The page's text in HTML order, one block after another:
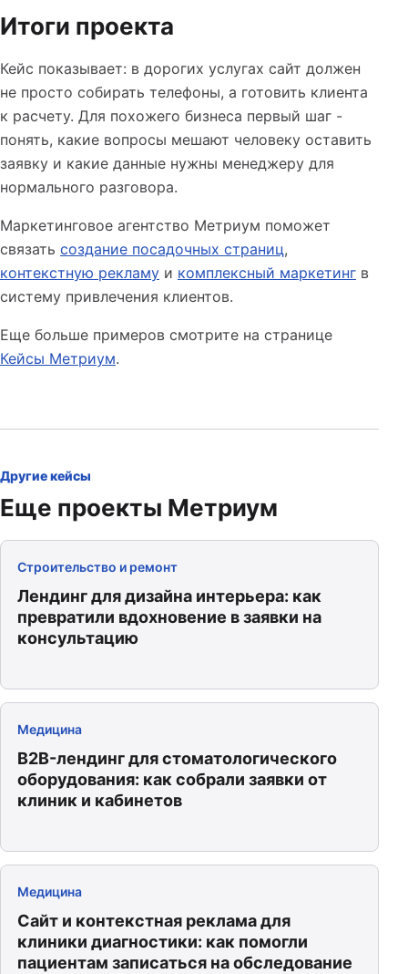
Итоги проекта
Кейс показывает: в дорогих услугах сайт должен
не просто собирать телефоны, а готовить клиента
к расчету. Для похожего бизнеса первый шаг -
понять, какие вопросы мешают человеку оставить
заявку и какие данные нужны менеджеру для
нормального разговора.
Маркетинговое агентство Метриум поможет
связать создание посадочных страниц,
контекстную рекламу и комплексный маркетинг в
систему привлечения клиентов.
Еще больше примеров смотрите на странице
Кейсы Метриум.
Другие кейсы
Еще проекты Метриум
Строительство и ремонт
Лендинг для дизайна интерьера: как
превратили вдохновение в заявки на
консультацию
Медицина
B2B-лендинг для стоматологического
оборудования: как собрали заявки от
клиник и кабинетов
Медицина
Сайт и контекстная реклама для
клиники диагностики: как помогли
пациентам записаться на обследование